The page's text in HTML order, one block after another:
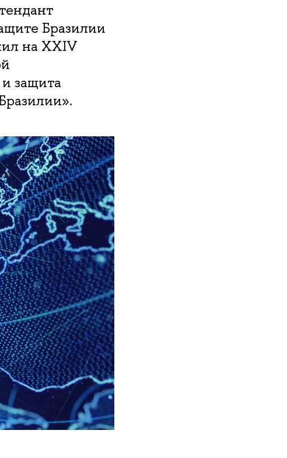
Бразилии
на XXIV
защита